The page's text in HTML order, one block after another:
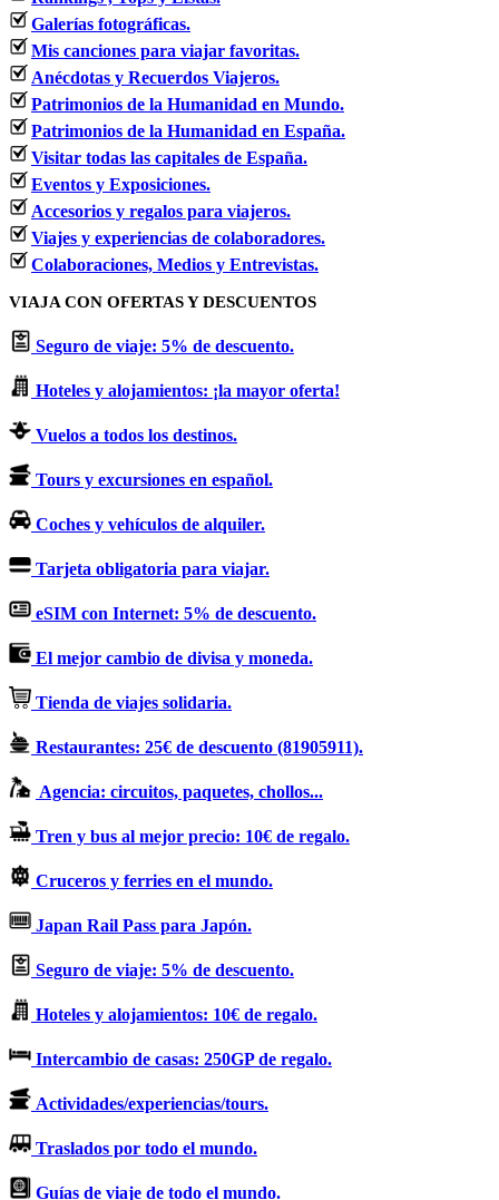
Galerías fotográficas.
Mis canciones para viajar favoritas.
Anécdotas y Recuerdos Viajeros.
Patrimonios de la Humanidad en Mundo.
Patrimonios de la Humanidad en España.
Visitar todas las capitales de España.
Eventos y Exposiciones.
Accesorios y regalos para viajeros.
Viajes y experiencias de colaboradores.
Colaboraciones, Medios y Entrevistas.
VIAJA CON OFERTAS Y DESCUENTOS
Seguro de viaje: 5% de descuento.
Hoteles y alojamientos: ¡la mayor oferta!
Vuelos a todos los destinos.
Tours y excursiones en español.
Coches y vehículos de alquiler.
Tarjeta obligatoria para viajar.
eSIM con Internet: 5% de descuento.
El mejor cambio de divisa y moneda.
Tienda de viajes solidaria.
Restaurantes: 25€ de descuento (81905911).
Agencia: circuitos, paquetes, chollos...
Tren y bus al mejor precio: 10€ de regalo.
Cruceros y ferries en el mundo.
Japan Rail Pass para Japón.
Seguro de viaje: 5% de descuento.
Hoteles y alojamientos: 10€ de regalo.
Intercambio de casas: 250GP de regalo.
Actividades/experiencias/tours.
Traslados por todo el mundo.
Guías de viaje de todo el mundo.